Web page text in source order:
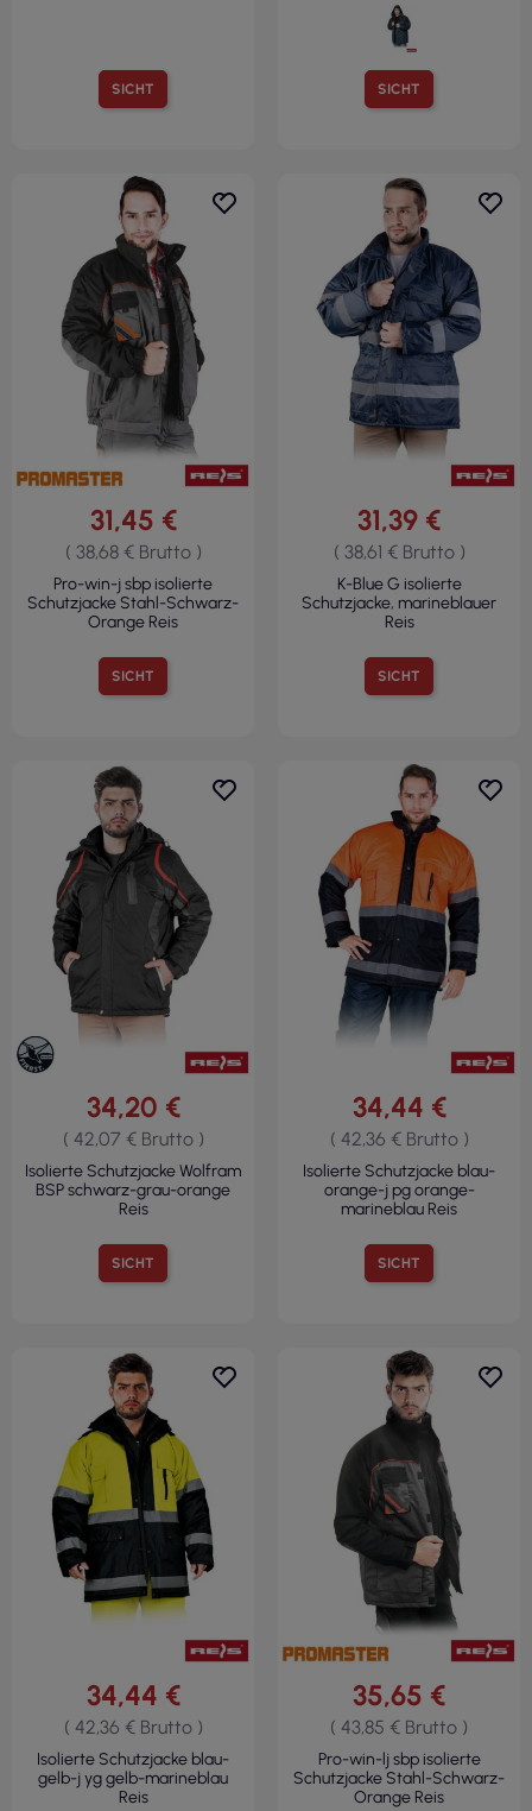
SICHT SICHT
SICHT
31,45 €
( 38,68 € Brutto )
Pro-win-j sbp isolierte
Schutzjacke Stahl-Schwarz-
Orange Reis
SICHT
31,39 €
( 38,61 € Brutto )
K-Blue G isolierte
Schutzjacke, marineblauer
Reis
SICHT
34,20 €
( 42,07 € Brutto )
Isolierte Schutzjacke Wolfram
BSP schwarz-grau-orange
Reis
SICHT
34,44 €
( 42,36 € Brutto )
Isolierte Schutzjacke blau-
orange-j pg orange-
marineblau Reis
34,44 €
( 42,36 € Brutto )
Isolierte Schutzjacke blau-
gelb-j yg gelb-marineblau
Reis
35,65 €
( 43,85 € Brutto )
Pro-win-lj sbp isolierte
Schutzjacke Stahl-Schwarz-
Orange Reis